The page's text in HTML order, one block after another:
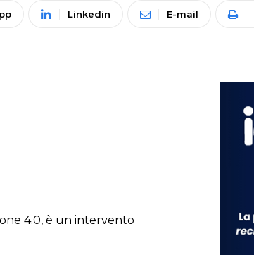
Linkedin E-mail
4.0, è un intervento